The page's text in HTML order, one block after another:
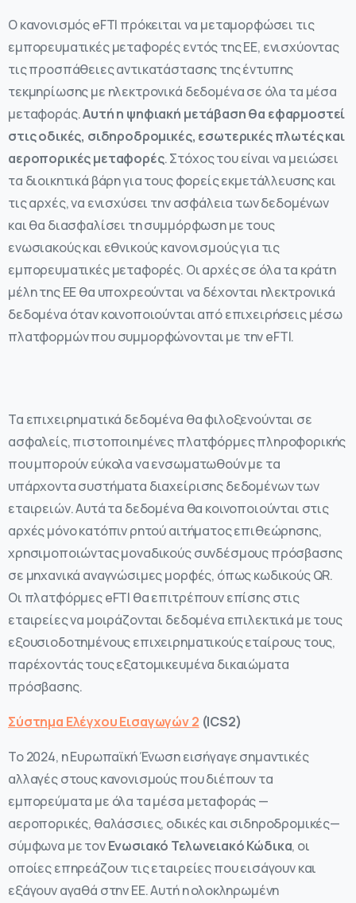
Ο κανονισμός eFTI πρόκειται να μεταμορφώσει τις
εμπορευματικές μεταφορές εντός της ΕΕ, ενισχύοντας
τις προσπάθειες αντικατάστασης της έντυπης
τεκμηρίωσης με ηλεκτρονικά δεδομένα σε όλα τα μέσα
μεταφοράς.Αυτή η ψηφιακή μετάβαση θα εφαρμοστεί
στις οδικές, σιδηροδρομικές, εσωτερικές πλωτές και
αεροπορικές μεταφορές. Στόχος του είναι να μειώσει
τα διοικητικά βάρη για τους φορείς εκμετάλλευσης και
τις αρχές, να ενισχύσει την ασφάλεια των δεδομένων
και θα διασφαλίσει τη συμμόρφωση με τους
ενωσιακούς και εθνικούς κανονισμούς για τις
εμπορευματικές μεταφορές. Οι αρχές σε όλα τα κράτη
μέλη της ΕΕ θα υποχρεούνται να δέχονται ηλεκτρονικά
δεδομένα όταν κοινοποιούνται από επιχειρήσεις μέσω
πλατφορμών που συμμορφώνονται με την eFTI.
Τα επιχειρηματικά δεδομένα θα φιλοξενούνται σε
ασφαλείς, πιστοποιημένες πλατφόρμες πληροφορικής
που μπορούν εύκολα να ενσωματωθούν με τα
υπάρχοντα συστήματα διαχείρισης δεδομένων των
εταιρειών. Αυτά τα δεδομένα θα κοινοποιούνται στις
αρχές μόνο κατόπιν ρητού αιτήματος επιθεώρησης,
χρησιμοποιώντας μοναδικούς συνδέσμους πρόσβασης
σε μηχανικά αναγνώσιμες μορφές, όπως κωδικούς QR.
Οι πλατφόρμες eFTI θα επιτρέπουν επίσης στις
εταιρείες να μοιράζονται δεδομένα επιλεκτικά με τους
εξουσιοδοτημένους επιχειρηματικούς εταίρους τους,
παρέχοντάς τους εξατομικευμένα δικαιώματα
πρόσβασης.
Σύστημα Ελέγχου Εισαγωγών 2 (ICS2)
Το 2024, η Ευρωπαϊκή Ένωση εισήγαγε σημαντικές
αλλαγές στους κανονισμούς που διέπουν τα
εμπορεύματα με όλα τα μέσα μεταφοράς —
αεροπορικές, θαλάσσιες, οδικές και σιδηροδρομικές—
σύμφωνα με τονΕνωσιακό Τελωνειακό Κώδικα, οι
οποίες επηρεάζουν τις εταιρείες που εισάγουν και
εξάγουν αγαθά στην ΕΕ. Αυτή η ολοκληρωμένη